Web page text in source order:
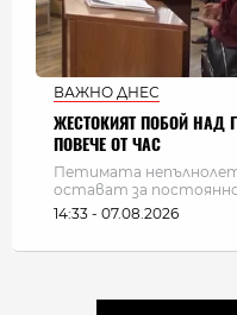
ВАЖНО ДНЕС
ЖЕСТОКИЯТ ПОБОЙ НАД
ПОВЕЧЕ ОТ ЧАС
Петимата
остават за
14:33 - 07.08.2026